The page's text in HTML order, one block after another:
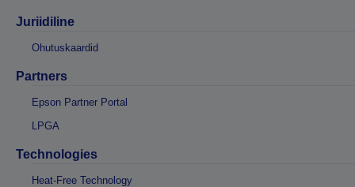
Juriidiline
Ohutuskaardid
Partners
Epson Partner Portal
LPGA
Technologies
Heat-Free Technology